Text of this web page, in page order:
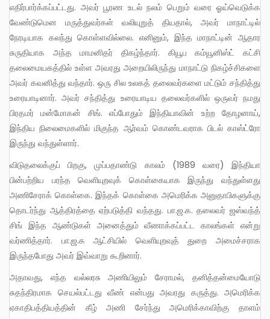
எதிர்பார்க்கப்பட்டது. அவர் பூரண உடல் நலம் பெறும் வரை ஓய்வெடுக்க
வேண்டுமென மருத்துவர்கள் வலியுறுத் தியதால், அவர் மாநாட்டில்
நேரடியாக கலந்து கொள்ளவில்லை. எனினும், இந்த மாநாட்டின் ஆதார
சுருதியாக அந்த மாமனிதர் திகழ்ந்தார். கியூப கம்யூனிஸ்ட் கட்சி
தலைமையகத்தில் உள்ள அவரது அறையிலிருந்து மாநாட்டு நிகழ்ச்சிகளை
அவர் கவனித்து வந்தார். ஒரு சில உலகத் தலைவர்களை மட்டும் சந்தித்து
உரையாடினார். அவர் சந்தித்து உரையாடிய தலைவர்களில் ஒருவர் நமது
பிரதமர் மன்மோகன் சிங். எப்போதும் இந்தியாவின் உற்ற தோழனாய்,
இந்திய நிலைமைகளில் மிகுந்த ஆர்வம் கொண்டவராக பிடல் காஸ்ட்ரோ
இருந்து வந்துள்ளார்.
விடுதலைக்குப் பிறகு, முப்பதாண்டு காலம் (1989 வரை) இந்தியா
பின்பற்றிய பரந்த வெளியுறவுக் கொள்கையாக இருந்து வந்துள்ளது
அணிசேராக் கொள்கை. இந்தக் கொள்கை அமெரிக்க அனுதாபிகளுக்கு
தொடர்ந்து ஆத்திரத்தை ஏற்படுத்தி வந்தது. பா.ஜ.க. தலைவர் ஜஸ்வந்த்
சிங் இந்த ஆண்டுகள் அனைத்தும் வீணாக்கப்பட்ட காலங்கள் என்று
வர்ணித்தார். பா.ஜ.க ஆட்சியில் வெளியுறவுத் துறை அமைச்சராக
இருந்தபோது அவர் இவ்வாறு கூறினார்.
அதாவது, எந்த வல்லரசு அணியிலும் சேராமல், தனித்தன்மையோடு
சுதந்திரமாக செயல்பட்டது வீண் என்பது அவரது கருத்து. அமெரிக்க
ஏகாதிபத்தியத்தின் கீழ் அணி சேர்ந்து அமெரிக்காவிற்கு தாளம்